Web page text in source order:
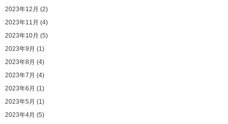
2023年12月 (2)
2023年11月 (4)
2023年10月 (5)
2023年9月 (1)
2023年8月 (4)
2023年7月 (4)
2023年6月 (1)
2023年5月 (1)
2023年4月 (5)